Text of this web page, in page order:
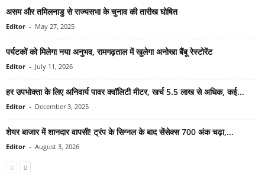
असम और तमिलनाडु से राज्यसभा के चुनाव की तारीख घोषित
Editor - May 27, 2025
पर्यटकों को मिलेगा नया अनुभव, रामगढ़ताल में खुलेगा अनोखा बैंबू रेस्टोरेंट
Editor - July 11, 2026
हर उपभोक्ता के लिए अनिवार्य पावर क्वॉलिटी मीटर, खर्च 5.5 लाख से अधिक, कई...
Editor - December 3, 2025
शेयर बाजार में शानदार वापसी! ट्रंप के सिग्नल के बाद सेंसेक्स 700 अंक चढ़ा,...
Editor - August 3, 2026